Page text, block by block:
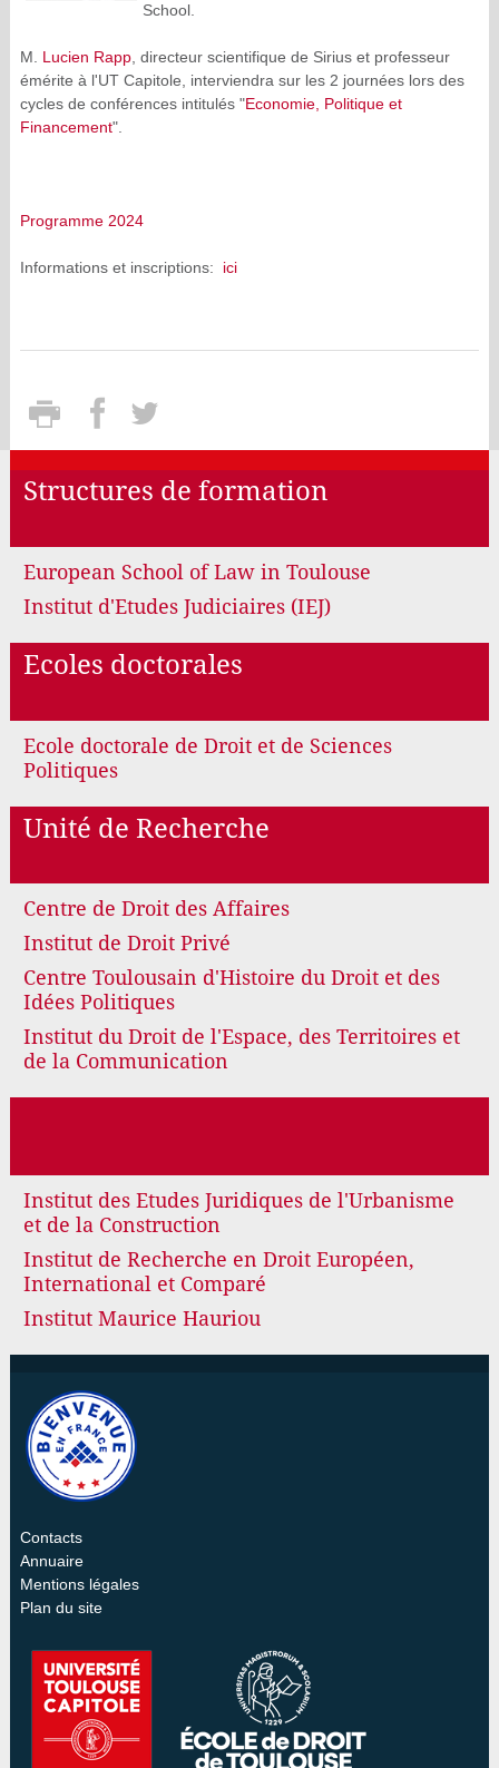
School.
M. Lucien Rapp, directeur scientifique de Sirius et professeur
émérite à l'UT Capitole, interviendra sur les 2 journées lors des
cycles de conférences intitulés "Economie, Politique et
Financement".
Programme 2024
Informations et inscriptions: ici
Structures de formation
European School of Law in Toulouse
Institut d'Etudes Judiciaires (IEJ)
Ecoles doctorales
Ecole doctorale de Droit et de Sciences
Politiques
Unité de Recherche
Centre de Droit des Affaires
Institut de Droit Privé
Centre Toulousain d'Histoire du Droit et des
Idées Politiques
Institut du Droit de l'Espace, des Territoires et
de la Communication
Institut des Etudes Juridiques de l'Urbanisme
et de la Construction
Institut de Recherche en Droit Européen,
International et Comparé
Institut Maurice Hauriou
Contacts
Annuaire
Mentions légales
Plan du site